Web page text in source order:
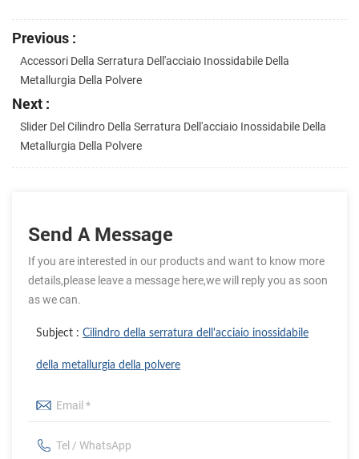
Previous :
Accessori Della Serratura Dell'acciaio Inossidabile Della
Metallurgia Della Polvere
Next :
Slider Del Cilindro Della Serratura Dell'acciaio Inossidabile Della
Metallurgia Della Polvere
Send A Message
If you are interested in our products and want to know more
details,please leave a message here,we will reply you as soon
as we can.
Subject : Cilindro della serratura dell'acciaio inossidabile
della metallurgia della polvere